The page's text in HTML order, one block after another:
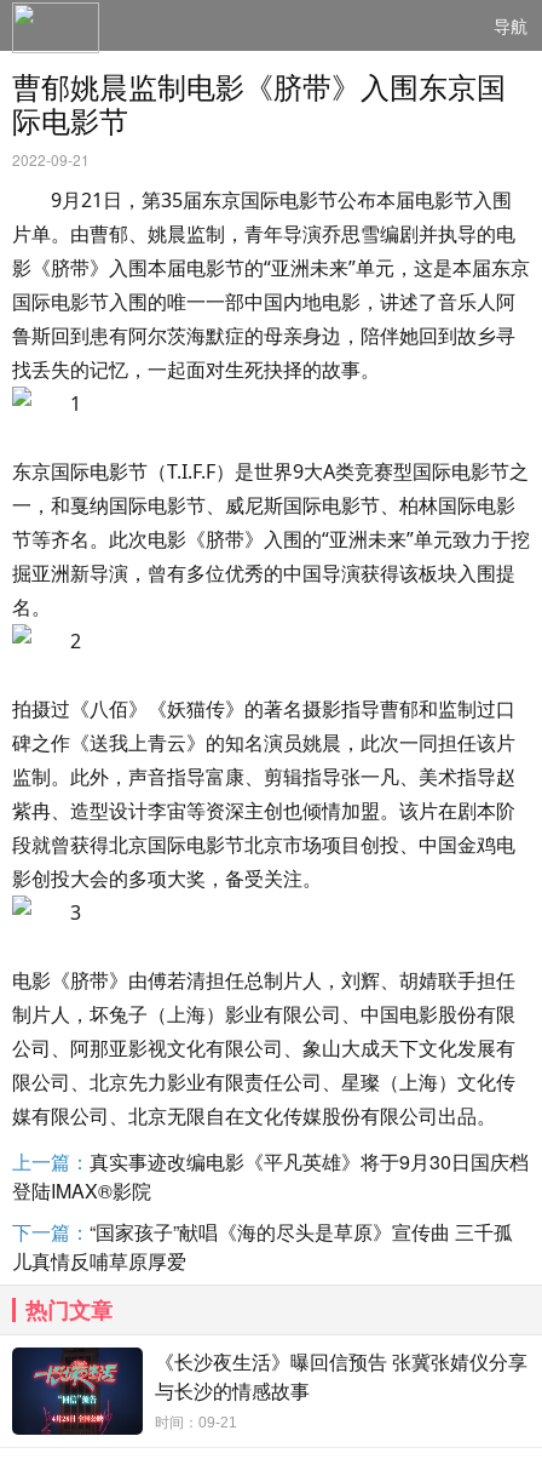
导航
曹郁姚晨监制电影《脐带》入围东京国
际电影节
2022-09-21
9月21日，第35届东京国际电影节公布本届电影节入围
片单。由曹郁、姚晨监制，青年导演乔思雪编剧并执导的电
影《脐带》入围本届电影节的“亚洲未来”单元，这是本届东京
国际电影节入围的唯一一部中国内地电影，讲述了音乐人阿
鲁斯回到患有阿尔茨海默症的母亲身边，陪伴她回到故乡寻
找丢失的记忆，一起面对生死抉择的故事。
东京国际电影节（T.I.F.F）是世界9大A类竞赛型国际电影节之
一，和戛纳国际电影节、威尼斯国际电影节、柏林国际电影
节等齐名。此次电影《脐带》入围的“亚洲未来”单元致力于挖
掘亚洲新导演，曾有多位优秀的中国导演获得该板块入围提
名。
拍摄过《八佰》《妖猫传》的著名摄影指导曹郁和监制过口
碑之作《送我上青云》的知名演员姚晨，此次一同担任该片
监制。此外，声音指导富康、剪辑指导张一凡、美术指导赵
紫冉、造型设计李宙等资深主创也倾情加盟。该片在剧本阶
段就曾获得北京国际电影节北京市场项目创投、中国金鸡电
影创投大会的多项大奖，备受关注。
电影《脐带》由傅若清担任总制片人，刘辉、胡婧联手担任
制片人，坏兔子（上海）影业有限公司、中国电影股份有限
公司、阿那亚影视文化有限公司、象山大成天下文化发展有
限公司、北京先力影业有限责任公司、星璨（上海）文化传
媒有限公司、北京无限自在文化传媒股份有限公司出品。
上一篇： 真实事迹改编电影《平凡英雄》将于9月30日国庆档
登陆IMAX®影院
下一篇： “国家孩子”献唱《海的尽头是草原》宣传曲 三千孤
儿真情反哺草原厚爱
热门文章
《长沙夜生活》曝回信预告 张冀张婧仪分享
与长沙的情感故事
时间：09-21